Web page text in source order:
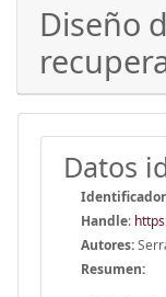
Diseño
Datos
Handle:
Autores:
Resumen: